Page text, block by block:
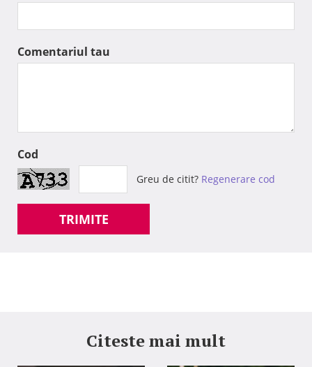
Comentariul tau
Cod
Greu de citit? Regenerare cod
TRIMITE
Citeste mai mult